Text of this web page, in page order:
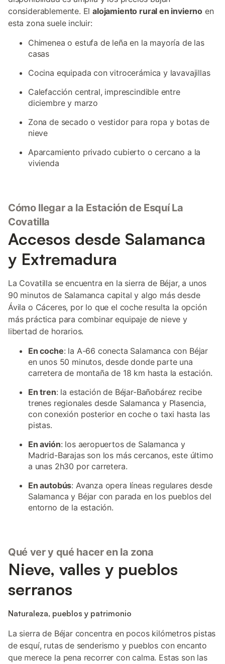
considerablemente. Elalojamiento rural en invierno en
esta zona suele incluir:
Chimenea o estufa de leña en la mayoría de las
casas
Cocina equipada con vitrocerámica y lavavajillas
Calefacción central, imprescindible entre
diciembre y marzo
Zona de secado o vestidor para ropa y botas de
nieve
Aparcamiento privado cubierto o cercano a la
vivienda
Cómo llegar a la Estación de Esquí La
Covatilla
Accesos desde Salamanca
y Extremadura
La Covatilla se encuentra en la sierra de Béjar, a unos
90 minutos de Salamanca capital y algo más desde
Ávila o Cáceres, por lo que el coche resulta la opción
más práctica para combinar equipaje de nieve y
libertad de horarios.
En coche: la A-66 conecta Salamanca con Béjar
en unos 50 minutos, desde donde parte una
carretera de montaña de 18 km hasta la estación.
En tren: la estación de Béjar-Bañobárez recibe
trenes regionales desde Salamanca y Plasencia,
con conexión posterior en coche o taxi hasta las
pistas.
En avión: los aeropuertos de Salamanca y
Madrid-Barajas son los más cercanos, este último
a unas 2h30 por carretera.
En autobús: Avanza opera líneas regulares desde
Salamanca y Béjar con parada en los pueblos del
entorno de la estación.
Qué ver y qué hacer en la zona
Nieve, valles y pueblos
serranos
Naturaleza, pueblos y patrimonio
La sierra de Béjar concentra en pocos kilómetros pistas
de esquí, rutas de senderismo y pueblos con encanto
que merece la pena recorrer con calma. Estas son las